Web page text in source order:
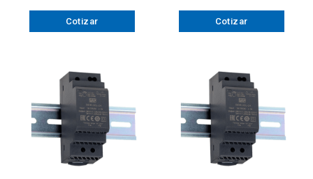
Cotizar Cotizar